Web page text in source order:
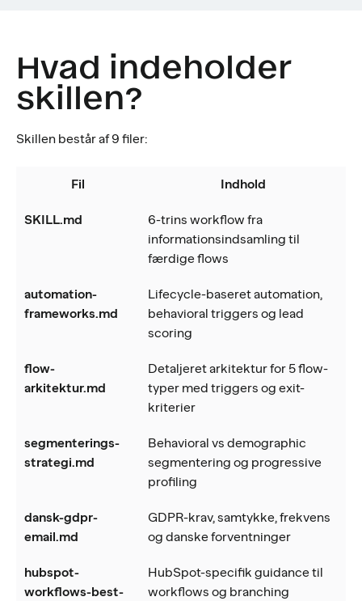
Hvad indeholder
skillen?
Skillen består af 9 filer:
Fil Indhold
SKILL.md
6-trins workflow fra
informationsindsamling til
færdige flows
automation-
frameworks.md
Lifecycle-baseret automation,
behavioral triggers og lead
scoring
flow-
arkitektur.md
Detaljeret arkitektur for 5 flow-
typer med triggers og exit-
kriterier
segmenterings-
strategi.md
Behavioral vs demographic
segmentering og progressive
profiling
dansk-gdpr-
email.md
GDPR-krav, samtykke, frekvens
og danske forventninger
hubspot-
workflows-best-
HubSpot-specifik guidance til
workflows og branching